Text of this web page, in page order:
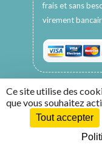
frais et sans
virement
Copyright
Ce site utilise des
que vous souhaitez
Tout accepter